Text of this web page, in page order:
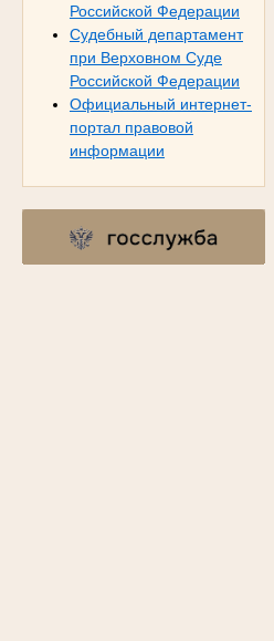
Российской Федерации
Судебный департамент
при Верховном Суде
Российской Федерации
Официальный интернет-
портал правовой
информации